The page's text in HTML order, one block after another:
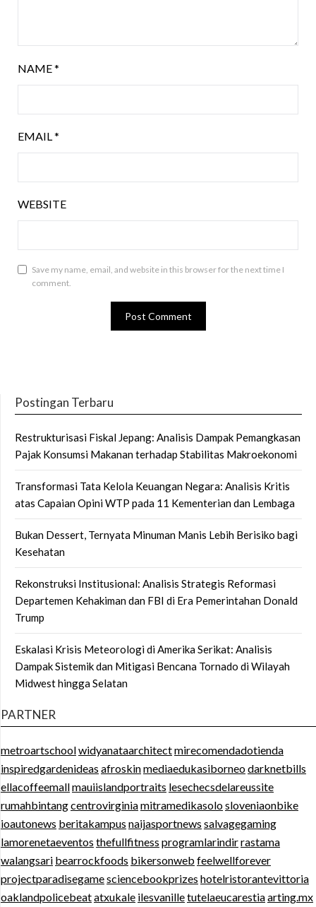
NAME*
EMAIL *
WEBSITE
Save my name, email, and website in this browser for the next time I
comment.
Postingan Terbaru
Restrukturisasi Fiskal Jepang: Analisis Dampak Pemangkasan
Pajak Konsumsi Makanan terhadap Stabilitas Makroekonomi
Transformasi Tata Kelola Keuangan Negara: Analisis Kritis
atas Capaian Opini WTP pada 11 Kementerian dan Lembaga
Bukan Dessert, Ternyata Minuman Manis Lebih Berisiko bagi
Kesehatan
Rekonstruksi Institusional: Analisis Strategis Reformasi
Departemen Kehakiman dan FBI di Era Pemerintahan Donald
Trump
Eskalasi Krisis Meteorologi di Amerika Serikat: Analisis
Dampak Sistemik dan Mitigasi Bencana Tornado di Wilayah
Midwest hingga Selatan
PARTNER
metroartschoolwidyanataarchitectmirecomendadotienda
inspiredgardenideas afroskinmediaedukasiborneodarknetbills
ellacoffeemallmauiislandportraits lesechecsdelareussite
rumahbintangcentrovirginiamitramedikasolosloveniaonbike
ioautonews beritakampus naijasportnews salvagegaming
lamorenetaeventos thefullfitness programlarindirrastama
walangsari bearrockfoods bikersonweb feelwellforever
projectparadisegamesciencebookprizes hotelristorantevittoria
oaklandpolicebeatatxukale ilesvanilletutelaeucarestiaarting.mx